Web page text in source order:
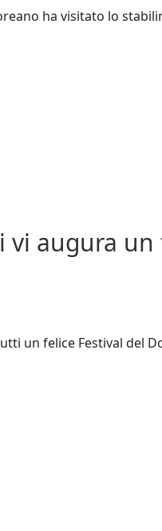
ha visitato lo
vi augura
un felice Festival del